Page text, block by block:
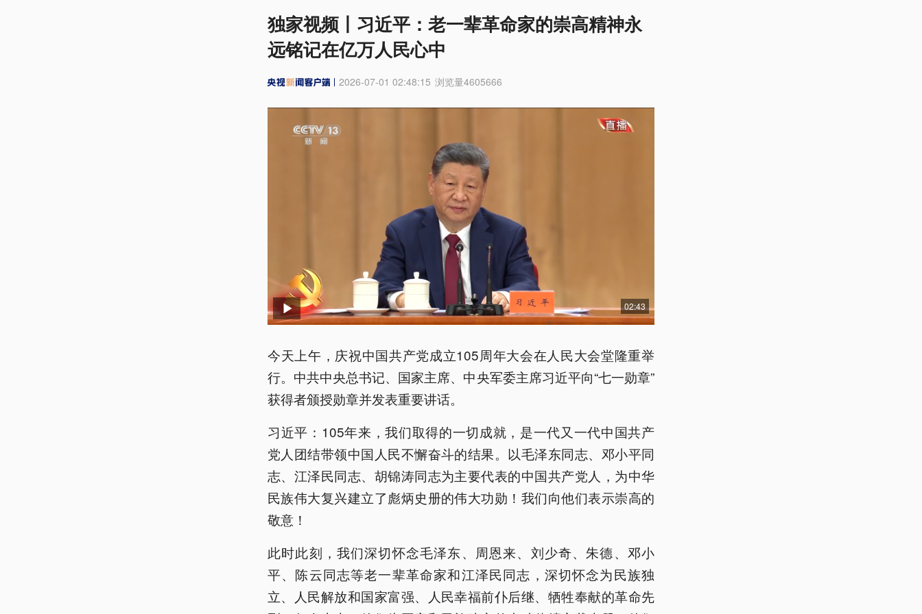
独家视频丨习近平：老一辈革命家的崇高精神永
远铭记在亿万人民心中
2026-07-01 02:48:15 浏览量4605666
02:43
今天上午，庆祝中国共产党成立105周年大会在人民大会堂隆重举
行。中共中央总书记、国家主席、中央军委主席习近平向“七一勋章”
获得者颁授勋章并发表重要讲话。
习近平：105年来，我们取得的一切成就，是一代又一代中国共产
党人团结带领中国人民不懈奋斗的结果。以毛泽东同志、邓小平同
志、江泽民同志、胡锦涛同志为主要代表的中国共产党人，为中华
民族伟大复兴建立了彪炳史册的伟大功勋！我们向他们表示崇高的
敬意！
此时此刻，我们深切怀念毛泽东、周恩来、刘少奇、朱德、邓小
平、陈云同志等老一辈革命家和江泽民同志，深切怀念为民族独
立、人民解放和国家富强、人民幸福前仆后继、牺牲奉献的革命先